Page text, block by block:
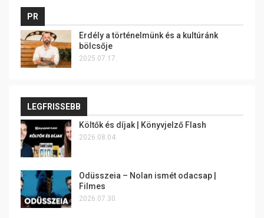
PR
Erdély a történelmünk és a kultúránk
bölcsője
2025.07.17.
LEGFRISSEBB
Költők és díjak | Könyvjelző Flash
2026.08.04.
Odüsszeia – Nolan ismét odacsap |
Filmes
2026.07.30.